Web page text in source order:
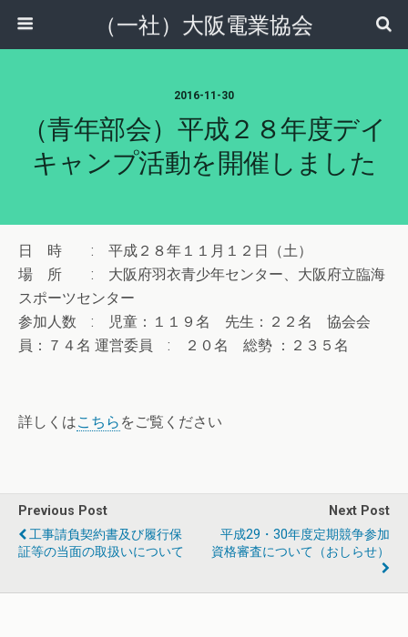
（一社）大阪電業協会
2016-11-30
（青年部会）平成２８年度デイ
キャンプ活動を開催しました
日 時 : 平成２８年１１月１２日（土）
場 所 : 大阪府羽衣青少年センター、大阪府立臨海
スポーツセンター
参加人数 : 児童：１１９名 先生：２２名 協会会
員：７４名 運営委員 : ２０名 総勢 ：２３５名
詳しくはこちら をご覧ください
Previous Post
工事請負契約書及び履行保
証等の当面の取扱いについて
Next Post
平成29・30年度定期競争参加
資格審査について（おしらせ）